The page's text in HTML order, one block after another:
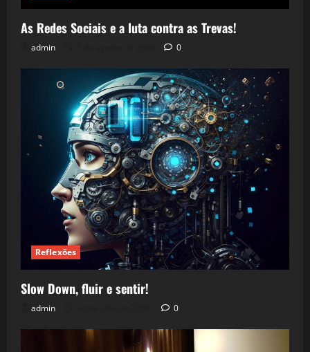
As Redes Sociais e a luta contra as Trevas!
admin 0
Reflexões
Slow Down, fluir e sentir!
admin 0